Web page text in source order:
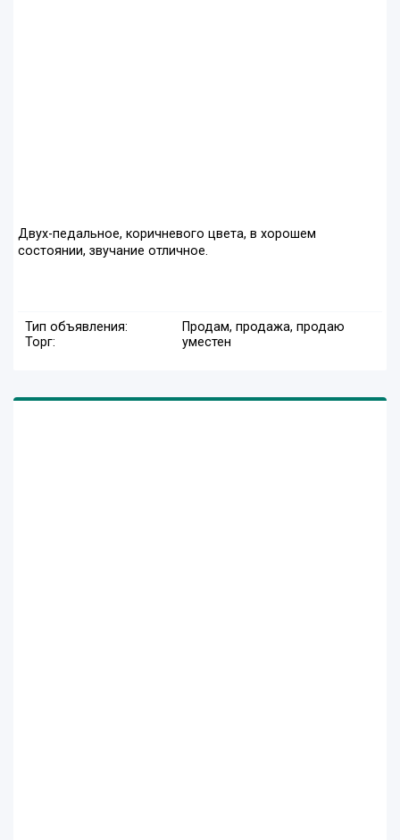
Двух-педальное, коричневого цвета, в хорошем
состоянии, звучание отличное.
Тип объявления:
Продам, продажа, продаю
Торг:
уместен